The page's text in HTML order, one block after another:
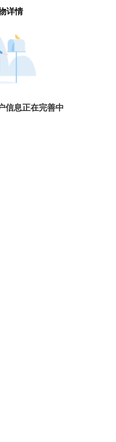
详情
信息正在完善中